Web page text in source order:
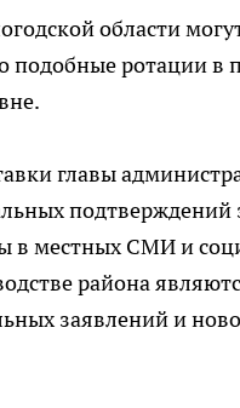
области
подобные ротации в
главы
подтверждений
в местных СМИ и
района
заявлений и